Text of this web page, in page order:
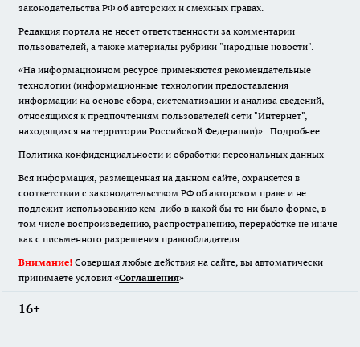
законодательства РФ об авторских и смежных правах.
Редакция портала не несет ответственности за комментарии
пользователей, а также материалы рубрики "народные новости".
«На информационном ресурсе применяются рекомендательные
технологии (информационные технологии предоставления
информации на основе сбора, систематизации и анализа сведений,
относящихся к предпочтениям пользователей сети "Интернет",
находящихся на территории Российской Федерации)». Подробнее
Политика конфиденциальности и обработки персональных данных
Вся информация, размещенная на данном сайте, охраняется в
соответствии с законодательством РФ об авторском праве и не
подлежит использованию кем-либо в какой бы то ни было форме, в
том числе воспроизведению, распространению, переработке не иначе
как с письменного разрешения правообладателя.
Внимание! Совершая любые действия на сайте, вы автоматически
принимаете условия «Cоглашения»
16+